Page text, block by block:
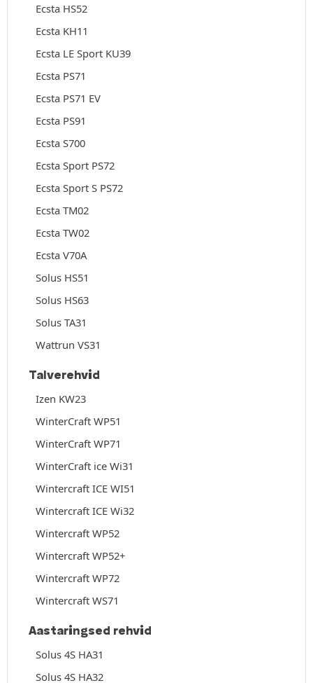
Ecsta HS52
Ecsta KH11
Ecsta LE Sport KU39
Ecsta PS71
Ecsta PS71 EV
Ecsta PS91
Ecsta S700
Ecsta Sport PS72
Ecsta Sport S PS72
Ecsta TM02
Ecsta TW02
Ecsta V70A
Solus HS51
Solus HS63
Solus TA31
Wattrun VS31
Talverehvid
Izen KW23
WinterCraft WP51
WinterCraft WP71
WinterCraft ice Wi31
Wintercraft ICE WI51
Wintercraft ICE Wi32
Wintercraft WP52
Wintercraft WP52+
Wintercraft WP72
Wintercraft WS71
Aastaringsed rehvid
Solus 4S HA31
Solus 4S HA32